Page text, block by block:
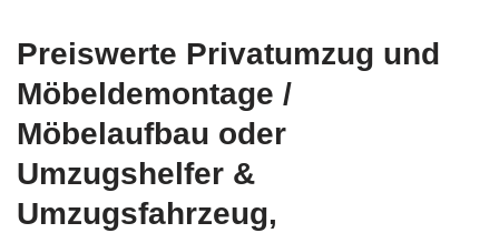
Preiswerte Privatumzug und
Möbeldemontage /
Möbelaufbau oder
Umzugshelfer &
Umzugsfahrzeug,